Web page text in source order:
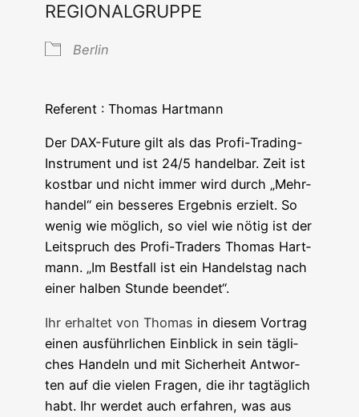
REGIONALGRUPPE
Ber­lin
Refe­rent : Tho­mas Hartmann
Der DAX-Future gilt als das Pro­fi-Tra­ding-
Instru­ment und ist 24/5 han­del­bar. Zeit ist
kost­bar und nicht immer wird durch „Mehr­
han­del“ ein bes­se­res Ergeb­nis erzielt. So
wenig wie mög­lich, so viel wie nötig ist der
Leit­spruch des Pro­fi-Trad­ers Tho­mas Hart­
mann. „Im Best­fall ist ein Han­dels­tag nach
einer hal­ben Stun­de beendet“.
Ihr erhal­tet von Tho­mas in die­sem Vor­trag
einen aus­führ­li­chen Ein­blick in sein täg­li­
ches Han­deln und mit Sicher­heit Ant­wor­
ten auf die vie­len Fra­gen, die ihr tag­täg­lich
habt. Ihr wer­det auch erfah­ren, was aus